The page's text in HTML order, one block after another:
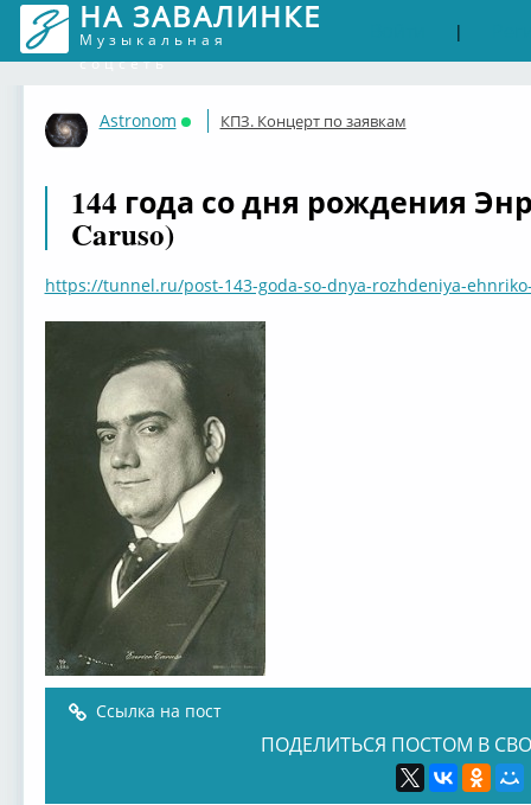
НА ЗАВАЛИНКЕ
Музыкальная
соцсеть
|
Astronom
Онлайн
КПЗ. Концерт по заявкам
144 года со дня рождения
Caruso)
https://tunnel.ru/post-143-goda-so-dnya-rozhdeniya-
Ссылка на пост
ПОДЕЛИТЬСЯ ПОСТОМ В